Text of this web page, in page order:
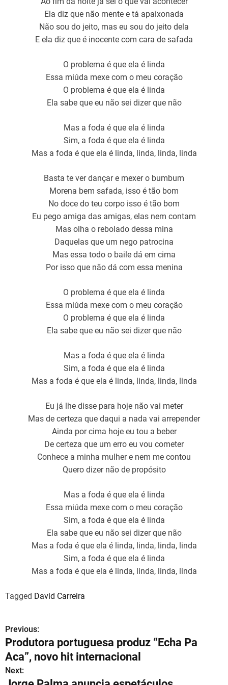
Ela diz que não mente e tá apaixonada
Não sou do jeito, mas eu sou do jeito dela
E ela diz que é inocente com cara de safada
O problema é que ela é linda
Essa miúda mexe com o meu coração
O problema é que ela é linda
Ela sabe que eu não sei dizer que não
Mas a foda é que ela é linda
Sim, a foda é que ela é linda
Mas a foda é que ela é linda, linda, linda, linda
Basta te ver dançar e mexer o bumbum
Morena bem safada, isso é tão bom
No doce do teu corpo isso é tão bom
Eu pego amiga das amigas, elas nem contam
Mas olha o rebolado dessa mina
Daquelas que um nego patrocina
Mas essa todo o baile dá em cima
Por isso que não dá com essa menina
O problema é que ela é linda
Essa miúda mexe com o meu coração
O problema é que ela é linda
Ela sabe que eu não sei dizer que não
Mas a foda é que ela é linda
Sim, a foda é que ela é linda
Mas a foda é que ela é linda, linda, linda, linda
Eu já lhe disse para hoje não vai meter
Mas de certeza que daqui a nada vai arrepender
Ainda por cima hoje eu tou a beber
De certeza que um erro eu vou cometer
Conhece a minha mulher e nem me contou
Quero dizer não de propósito
Mas a foda é que ela é linda
Essa miúda mexe com o meu coração
Sim, a foda é que ela é linda
Ela sabe que eu não sei dizer que não
Mas a foda é que ela é linda, linda, linda, linda
Sim, a foda é que ela é linda
Mas a foda é que ela é linda, linda, linda, linda
Tagged David Carreira
N
a
v
Previous:
Produtora portuguesa produz “Echa Pa
Aca”, novo hit internacional
Next: